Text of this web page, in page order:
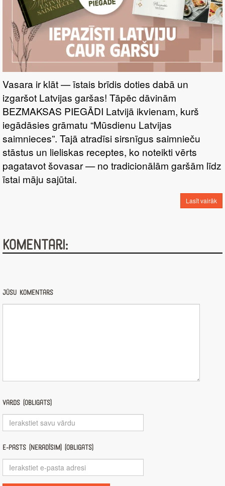
Vasara ir klāt — īstais brīdis doties dabā un
izgaršot Latvijas garšas! Tāpēc dāvinām
BEZMAKSAS PIEGĀDI Latvijā ikvienam, kurš
iegādāsies grāmatu “Mūsdienu Latvijas
saimnieces”. Tajā atradīsi sirsnīgus saimnieču
stāstus un lieliskas receptes, ko noteikti vērts
pagatavot šovasar — no tradicionālām garšām līdz
īstai māju sajūtai.
Lasīt vairāk
Komentāri:
Jūsu komentārs
Vārds (obligāts)
E-pasts (nerādīsim) (obligāts)